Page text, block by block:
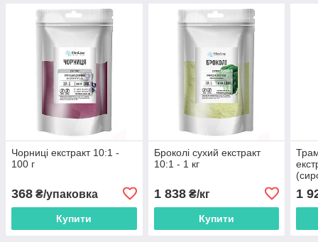
Чорниці екстракт 10:1 -
100 г
368 ₴/упаковка
Купити
Броколі сухий екстракт
10:1 - 1 кг
1 838₴/кг
Купити
1